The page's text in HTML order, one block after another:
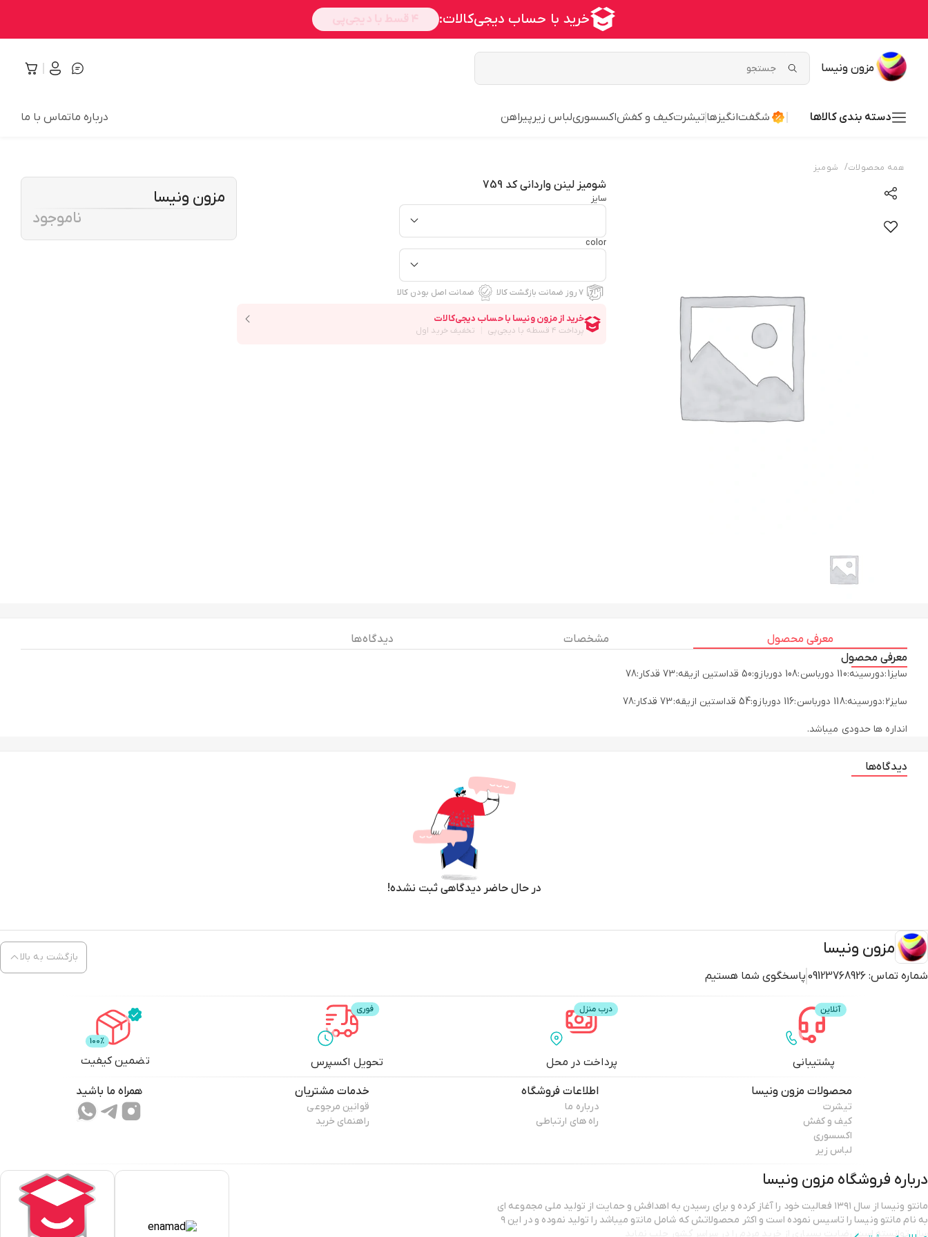
مزون ونیسا
دسته بندی کالاها شگفت‌انگیزها تیشرتکیف و کفشاکسسوریلباس زیر پیراهن درباره ماتماس با ما
همه محصولات/ شومیز
شومیز لینن واردانی کد 759
سایز
color
۷ روز ضمانت بازگشت کالا ضمانت اصل بودن کالا
مزون ونیسا
ناموجود
معرفی محصول مشخصات
دیدگاه ها
معرفی محصول
انداره ها حدودی میباشد.
دیدگاه‌ها
در حال حاضر دیدگاهی ثبت نشده!
مزون ونیسا
شماره تماس: 09123768926 پاسخگوی شما هستیم
بازگشت به بالا
پشتیبانی پرداخت در محل تحویل اکسپرس تضمین کیفیت
محصولاتمزون ونیسا
تیشرت
کیف و کفش
اکسسوری
لباس زیر
اطلاعات فروشگاه
درباره ما
راه های ارتباطی
خدمات مشتریان
قوانین مرجوعی
راهنمای خرید
همراه ما باشید
درباره فروشگاه مزون ونیسا
مانتو ونیسا از سال ۱۳۹۱ فعالیت خود را آغاز کرده و برای رسیدن به اهدافش و حمایت از تولید ملی مجموعه ای
به نام مانتو ونیسا را تاسیس نموده است و اکثر محصولاتش که شامل مانتو میباشد را تولید نموده و در این ۹
سال توانسته است رضایت بسیاری از خرید مردم را در سراسر کشور جلب نماید